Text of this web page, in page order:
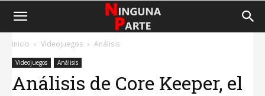
Inicio Videojuegos Análisis
Videojuegos Análisis
Análisis de Core Keeper, el